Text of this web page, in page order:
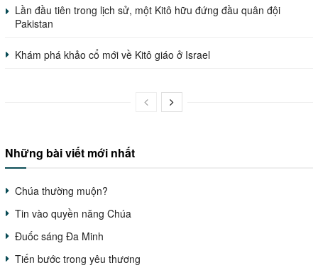
Lần đầu tiên trong lịch sử, một Kitô hữu đứng đầu quân đội
Pakistan
Khám phá khảo cổ mới về Kitô giáo ở Israel
Những bài viết mới nhất
Chúa thường muộn?
Tin vào quyền năng Chúa
Đuốc sáng Đa Minh
Tiến bước trong yêu thương